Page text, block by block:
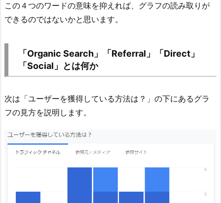
この４つのワードの意味を抑えれば、グラフの読み取りが
できるのではないかと思います。
「Organic Search」「Referral」「Direct」
「Social」とは何か
次は「ユーザーを獲得している方法は？」の下にあるグラ
フの見方を説明します。